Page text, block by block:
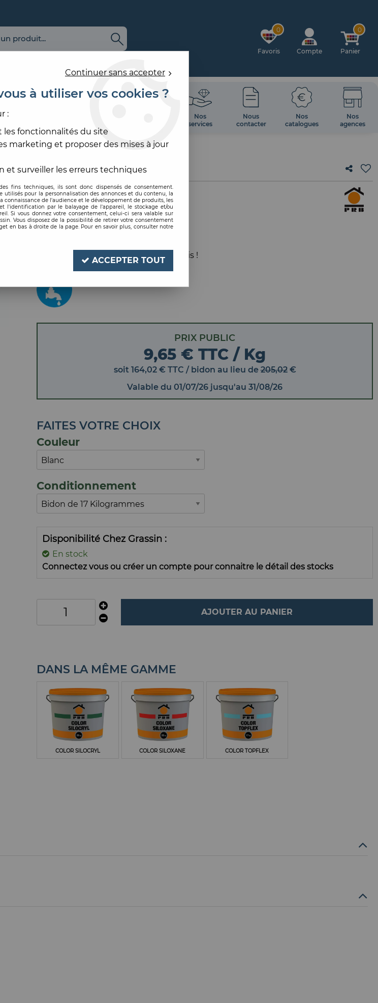
0
Favoris Compte
0
Panier
OUTILLAGE
Nos
services
Nous
contacter
Nos
catalogues
Nos
agences
>COLOR SILOFLEX
PRB
Code produit : 198558
COLOR SILOFLEX
Soyez le premier à donner votre avis !
PRIX PUBLIC
9,65 € TTC / Kg
soit 164,02 € TTC / bidon au lieu de205,02€
Valable du 01/07/26 jusqu'au 31/08/26
FAITES VOTRE CHOIX
Couleur
Conditionnement
Disponibilité Chez Grassin
En stock
Connectez vous ou créer un compte pour connaitre le détail des stocks
AJOUTER AU PANIER
DANS LA MÊME GAMME
COLOR SILOCRYL COLOR SILOXANE COLOR TOPFLEX
Continuer sans accepter
à utiliser vos cookies ?
:
les fonctionnalités du site
marketing et proposer des mises à jour
et surveiller les erreurs techniques
fins techniques, ils sont donc dispensés de consentement.
utilisés pour la personnalisation des annonces et du contenu, la
connaissance de l'audience et le développement de produits, les
l'identification par le balayage de l'appareil, le stockage et/ou
Si vous donnez votre consentement, celui-ci sera valable sur
Vous disposez de la possibilité de retirer votre consentement
en bas à droite de la page. Pour en savoir plus, consulter notre
ACCEPTER TOUT